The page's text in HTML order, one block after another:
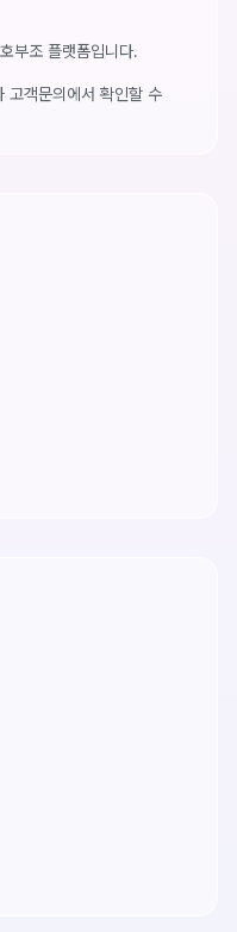
부조 플랫폼입니다.
고객문의에서 확인할 수